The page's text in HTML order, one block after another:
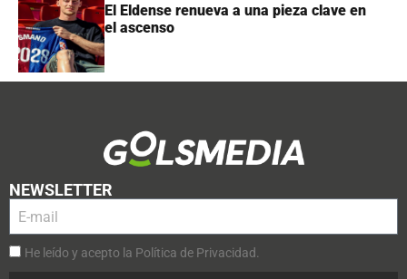
El Eldense renueva a una pieza clave en
el ascenso
NEWSLETTER
He leído y acepto la Política de Privacidad.